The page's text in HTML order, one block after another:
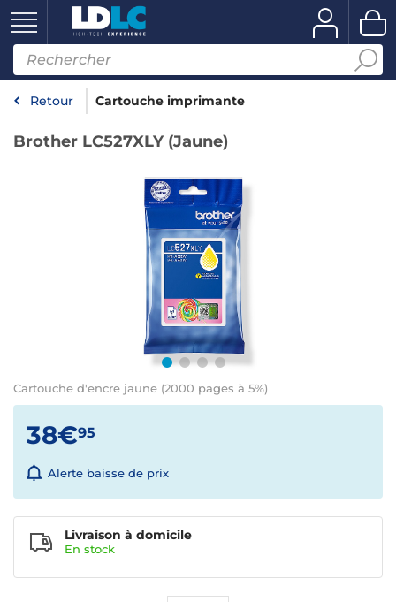
Retour Cartouche imprimante
Brother LC527XLY (Jaune)
Cartouche d'encre jaune (2000 pages à 5%)
38€95
Alerte baisse de prix
Livraison à domicile
En stock